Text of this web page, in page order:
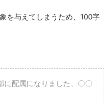
を与えてしまうため、100字
に配属になりました、〇〇